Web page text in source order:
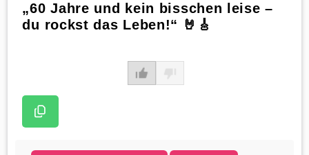
„60 Jahre und kein bisschen leise –
du rockst das Leben!“ 🤘🎸